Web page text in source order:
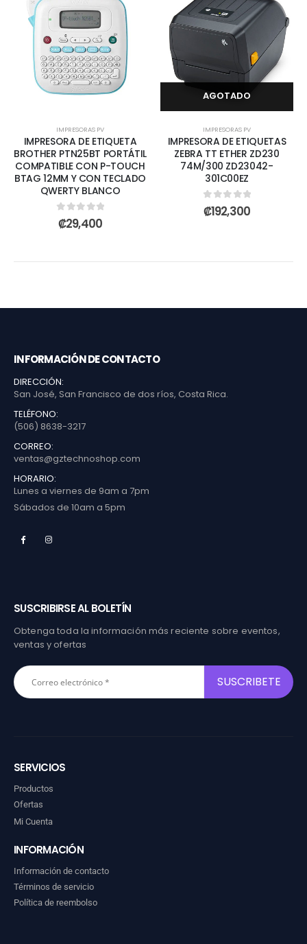
IMPRESORAS PV
IMPRESORA DE ETIQUETA
BROTHER PTN25BT PORTÁTIL
COMPATIBLE CON P-TOUCH
BTAG 12MM Y CON TECLADO
QWERTY BLANCO
0out of 5
₡29,400
AGOTADO
IMPRESORAS PV
IMPRESORA DE ETIQUETAS
ZEBRA TT ETHER ZD230
74M/300 ZD23042-
301C00EZ
0out of 5
₡192,300
INFORMACIÓN DE CONTACTO
DIRECCIÓN:
San José, San Francisco de dos ríos, Costa Rica.
TELÉFONO:
(506) 8638-3217
CORREO:
ventas@gztechnoshop.com
HORARIO:
Lunes a viernes de 9am a 7pm
Sábados de 10am a 5pm
SUSCRIBIRSE AL BOLETÍN
Obtenga toda la información más reciente sobre eventos,
ventas y ofertas
SERVICIOS
Productos
Ofertas
Mi Cuenta
INFORMACIÓN
Información de contacto
Términos de servicio
Política de reembolso